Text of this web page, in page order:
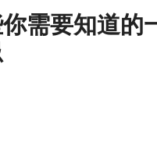
需要知道的